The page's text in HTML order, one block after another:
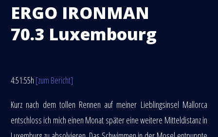
ERGO IRONMAN
70.3 Luxembourg
4:51:55h [zum Bericht]
Kurz nach dem tollen Rennen auf meiner Lieblingsinsel Mallorca
entschloss ich mich einen Monat später eine weitere Mitteldistanz in